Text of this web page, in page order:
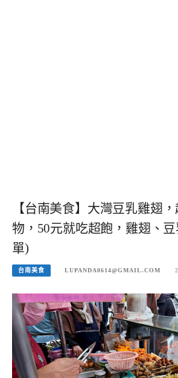
【台南美食】大灣豆乳雞翅
物，50元就吃超飽，雞翅、
單)
台南美食 LUPANDA0614@GMAIL.COM